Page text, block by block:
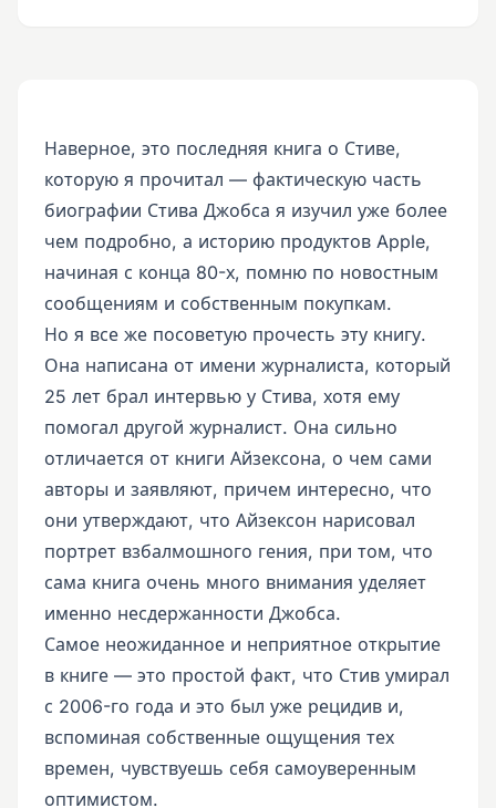
Наверное, это последняя книга о Стиве,
которую я прочитал — фактическую часть
биографии Стива Джобса я изучил уже более
чем подробно, а историю продуктов Apple,
начиная с конца 80-х, помню по новостным
сообщениям и собственным покупкам.
Но я все же посоветую прочесть эту книгу.
Она написана от имени журналиста, который
25 лет брал интервью у Стива, хотя ему
помогал другой журналист. Она сильно
отличается от книги Айзексона, о чем сами
авторы и заявляют, причем интересно, что
они утверждают, что Айзексон нарисовал
портрет взбалмошного гения, при том, что
сама книга очень много внимания уделяет
именно несдержанности Джобса.
Самое неожиданное и неприятное открытие
в книге — это простой факт, что Стив умирал
с 2006-го года и это был уже рецидив и,
вспоминая собственные ощущения тех
времен, чувствуешь себя самоуверенным
оптимистом.